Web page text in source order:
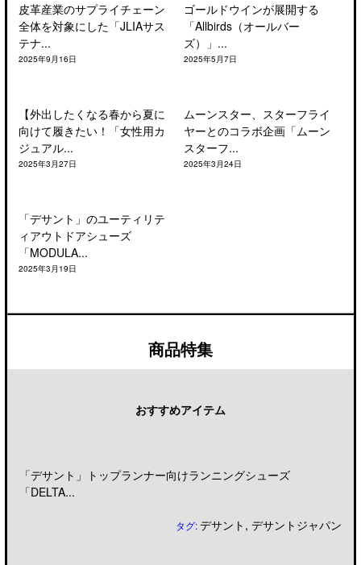
皮革産業のサプライチェーン
全体を対象にした「JLIAサス
テナ...
2025年9月16日
ゴールドウインが展開する
「Allbirds（オールバー
ズ）」...
2025年5月7日
【外出したくなる春から夏に
向けて履きたい！「女性用カ
ジュアル...
2025年3月27日
ムーンスター、スターフライ
ヤーとのコラボ企画「ムーン
スターフ...
2025年3月24日
「デサント」のユーティリテ
ィアウトドアシューズ
「MODULA...
2025年3月19日
商品特集
おすすめアイテム
「デサント」トップランナー向けランニングシューズ
「DELTA...
タグ:デサント ,デサントジャパン